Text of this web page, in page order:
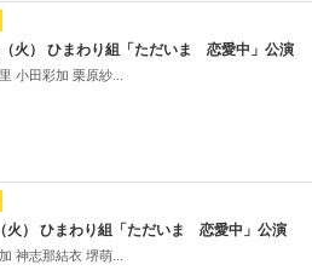
（火） ひまわり組「ただいま 恋愛中」公演
小田彩加 栗原紗...
火） ひまわり組「ただいま 恋愛中」公演
神志那結衣 堺萌...